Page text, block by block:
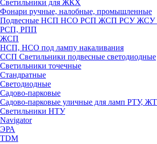
Светильники для ЖКХ
Фонари ручные, налобные, промышленные
Подвесные НСП НСО РСП ЖСП РСУ
РСП, РПП
ЖСП
НСП, НСО под лампу накаливания
ССП Светильники подвесные светодиодные
Светильники точечные
Стандратные
Светодиодные
Садово-парковые
Садово-парковые уличные для ламп РТУ,
Светильники НТУ
Navigator
ЭРА
TDM